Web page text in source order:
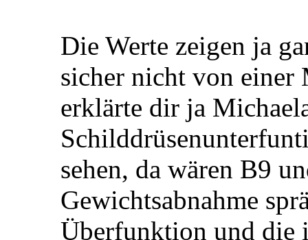
Die Werte zeigen ja
sicher nicht von einer
erklärte dir ja
sehen, da wären B9
Gewichtsabnahme
Überfunktion und die